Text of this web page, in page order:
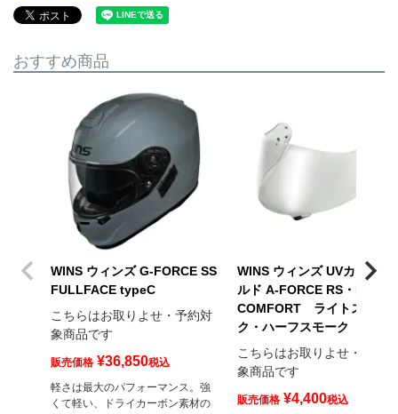
おすすめ商品
WINS ウィンズ G-FORCE SS
FULLFACE typeC
こちらはお取りよせ・予約対
象商品です
販売価格 ¥36,850税込
軽さは最大のパフォーマンス。強
くて軽い、ドライカーボン素材の
WINS ウィンズ UVカットシ
ルド A-FORCE RS・FF-
COMFORT ライトスモー
ク・ハーフスモーク
こちらはお取りよせ・予約対
象商品です
販売価格 ¥4,400税込